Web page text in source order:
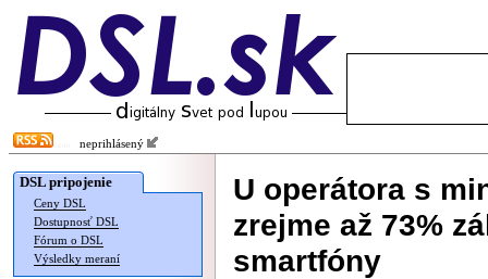
neprihlásený
DSL pripojenie
Ceny DSL
Dostupnosť DSL
Fórum o DSL
Výsledky meraní
U operátora s
zrejme až 73%
smartfóny